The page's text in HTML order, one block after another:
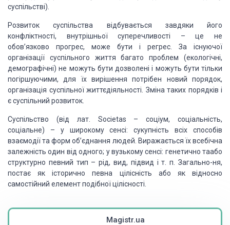
суспільстві).
Розвиток суспільства відбувається завдяки його
конфліктності, внутрішньої суперечливості – це не
обов’язково прогрес, може бути і регрес. За існуючої
організації суспільного життя багато проблем (екологічні,
демографічні) не можуть бути дозволені і можуть бути тільки
погіршуючими, для їх вирішення потрібен новий порядок,
організація суспільної життєдіяльності. Зміна таких порядків і
є суспільний розвиток.
Суспільство (від лат. Societas – соціум, соціальність,
соціальне) – у широкому сенсі: сукупність всіх способів
взаємодії та форм об’єднання людей. Виражається їх всебічна
залежність один від одного; у вузькому сенсі: генетично таабо
структурно певний тип – рід, вид, підвид і т. п. Загально-ня,
постає як історично певна цілісність або як відносно
самостійний елемент подібної цілісності.
Magistr.ua